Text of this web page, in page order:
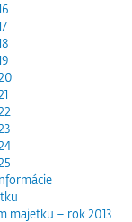
majetku – rok 2013